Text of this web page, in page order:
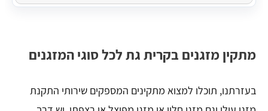
מתקין מזגנים בקרית גת לכל סוגי המזגנים
בעזרתנו, תוכלו למצוא מתקינים המספקים שירותי התקנת